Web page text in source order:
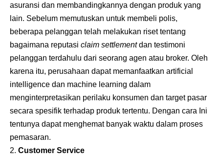
asuransi dan membandingkannya dengan produk yang
lain. Sebelum memutuskan untuk membeli polis,
beberapa pelanggan telah melakukan riset tentang
bagaimana reputasi claim settlementdan testimoni
pelanggan terdahulu dari seorang agen atau broker. Oleh
karena itu, perusahaan dapat memanfaatkan artificial
intelligence dan machine learning dalam
menginterpretasikan perilaku konsumen dan target pasar
secara spesifik terhadap produk tertentu. Dengan cara Ini
tentunya dapat menghemat banyak waktu dalam proses
pemasaran.
Customer Service